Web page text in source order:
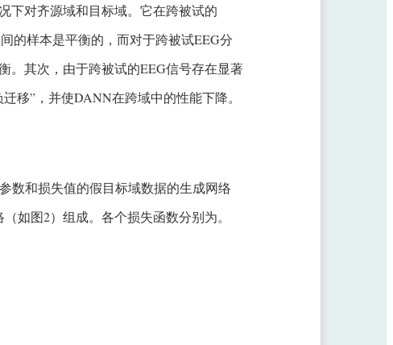
下对齐源域和目标域。它在跨被试的
的样本是平衡的，而对于跨被试EEG分
。其次，由于跨被试的EEG信号存在显著
移”，并使DANN在跨域中的性能下降。
数和损失值的假目标域数据的生成网络
如图2）组成。各个损失函数分别为。